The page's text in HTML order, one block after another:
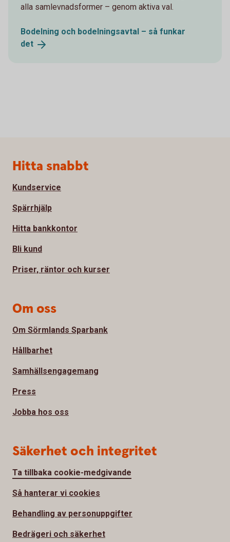
alla samlevnadsformer – genom aktiva val.
Bodelning och bodelningsavtal – så funkar
det
Sidfot
Hitta snabbt
Kundservice
Spärrhjälp
Hitta bankkontor
Bli kund
Priser, räntor och kurser
Om oss
Om Sörmlands Sparbank
Hållbarhet
Samhällsengagemang
Press
Jobba hos oss
Säkerhet och integritet
Ta tillbaka cookie-medgivande
Så hanterar vi cookies
Behandling av personuppgifter
Bedrägeri och säkerhet